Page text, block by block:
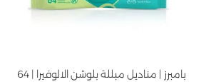
بامبرز | مناديل مبللة بلوشن الالوفيرا | 64